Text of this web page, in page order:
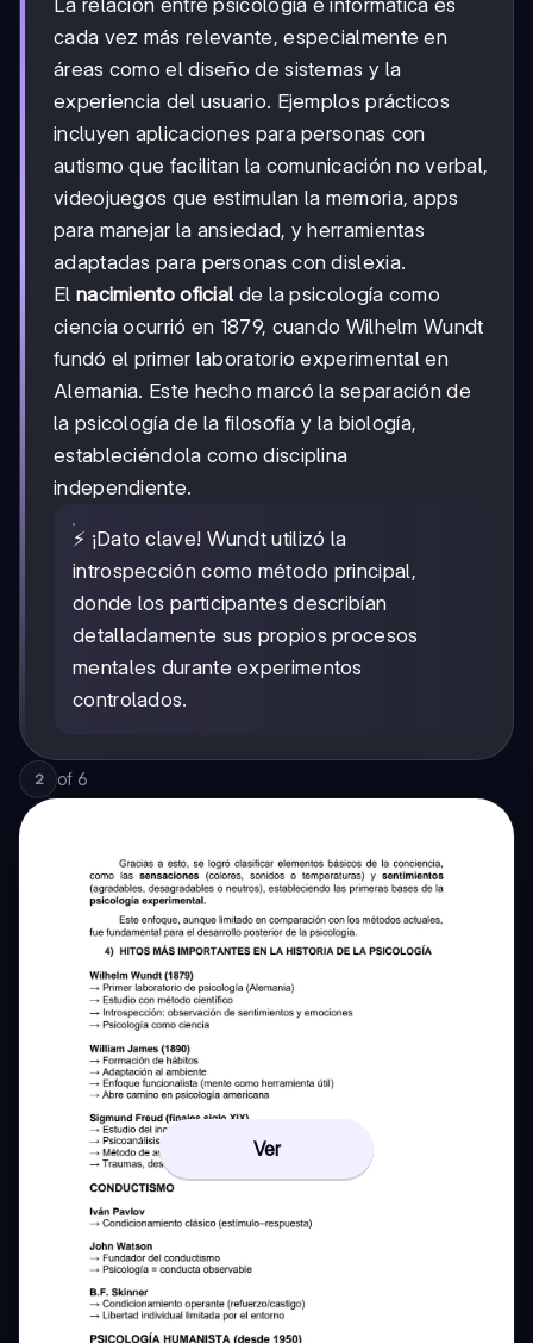
La relación entre psicología e informática es
cada vez más relevante, especialmente en
áreas como el diseño de sistemas y la
experiencia del usuario. Ejemplos prácticos
incluyen aplicaciones para personas con
autismo que facilitan la comunicación no verbal,
videojuegos que estimulan la memoria, apps
para manejar la ansiedad, y herramientas
adaptadas para personas con dislexia.
El nacimiento oficial de la psicología como
ciencia ocurrió en 1879, cuando Wilhelm Wundt
fundó el primer laboratorio experimental en
Alemania. Este hecho marcó la separación de
la psicología de la filosofía y la biología,
estableciéndola como disciplina
independiente.
⚡ ¡Dato clave! Wundt utilizó la
introspección como método principal,
donde los participantes describían
detalladamente sus propios procesos
mentales durante experimentos
controlados.
2 of 6
Ver